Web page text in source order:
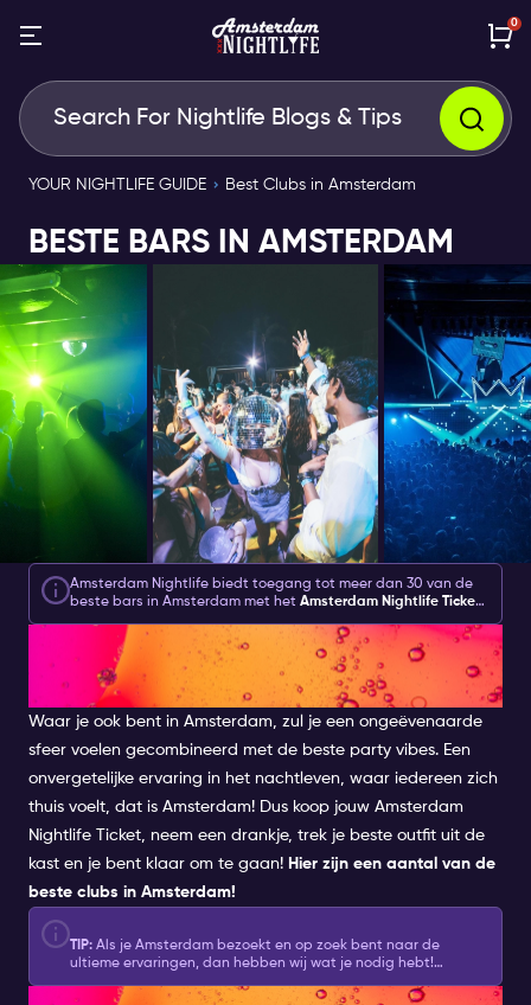
0
YOUR NIGHTLIFE GUIDE Best Clubs in Amsterdam
BESTE BARS IN AMSTERDAM
Amsterdam Nightlife biedt toegang tot meer dan 30 van de
beste bars in Amsterdam met het Amsterdam Nightlife Ticket.
tot bars, nachtclubs, ervaringen en extra's voor €10.
EEN ONVERGETELIJKE
ERVARING
Waar je ook bent in Amsterdam, zul je een ongeëvenaarde
sfeer voelen gecombineerd met de beste party vibes. Een
onvergetelijke ervaring in het nachtleven, waar iedereen zich
thuis voelt, dat is Amsterdam! Dus koop jouw Amsterdam
Nightlife Ticket, neem een drankje, trek je beste outfit uit de
kast en je bent klaar om te gaan! Hier zijn een aantal van de
beste clubs in Amsterdam!
TIP: Als je Amsterdam bezoekt en op zoek bent naar de
ultieme ervaringen, dan hebben wij wat je nodig hebt!
nachtleven van Amsterdam en ga op een onvergetelijke reis.